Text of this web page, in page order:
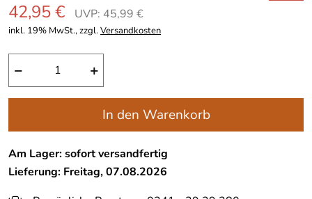
42,95 € UVP: 45,99 €
inkl. 19% MwSt., zzgl.Versandkosten
− +
In den Warenkorb
Am Lager: sofort versandfertig
Lieferung: Freitag, 07.08.2026